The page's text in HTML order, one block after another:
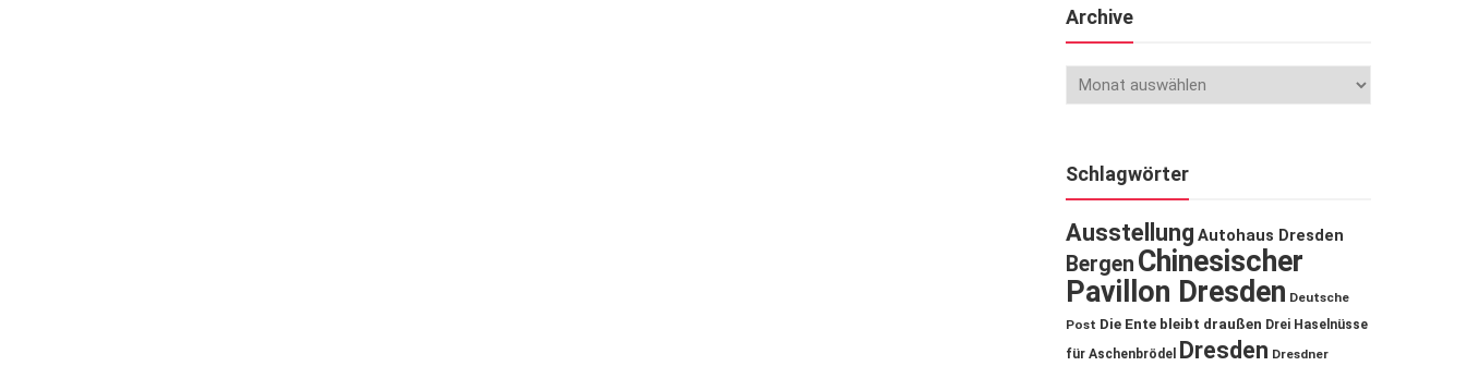
Archive
Schlagwörter
Ausstellung Autohaus Dresden
Bergen Chinesischer
Pavillon Dresden Deutsche
Post Die Ente bleibt draußen Drei Haselnüsse
für Aschenbrödel
Dresden Dresdner